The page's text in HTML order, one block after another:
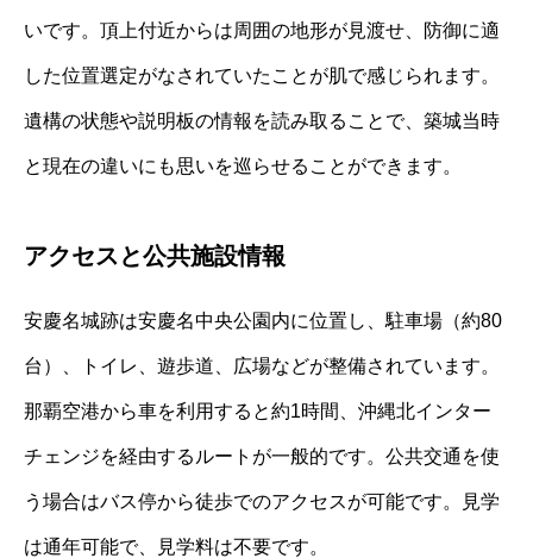
いです。頂上付近からは周囲の地形が見渡せ、防御に適
した位置選定がなされていたことが肌で感じられます。
遺構の状態や説明板の情報を読み取ることで、築城当時
と現在の違いにも思いを巡らせることができます。
アクセスと公共施設情報
安慶名城跡は安慶名中央公園内に位置し、駐車場（約80
台）、トイレ、遊歩道、広場などが整備されています。
那覇空港から車を利用すると約1時間、沖縄北インター
チェンジを経由するルートが一般的です。公共交通を使
う場合はバス停から徒歩でのアクセスが可能です。見学
は通年可能で、見学料は不要です。